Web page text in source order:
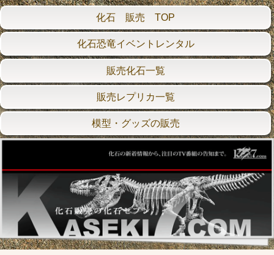
化石 販売 TOP
化石恐竜イベントレンタル
販売化石一覧
販売レプリカ一覧
模型・グッズの販売